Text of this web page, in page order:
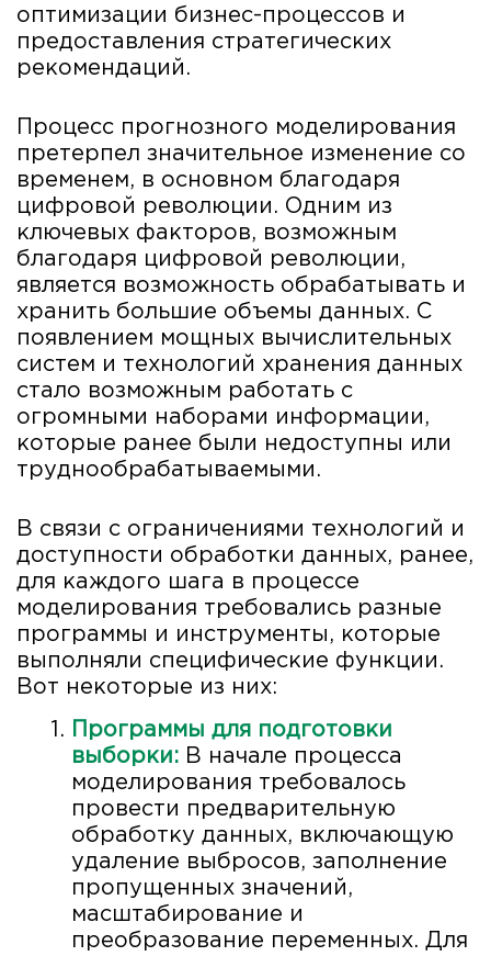
оптимизации бизнес-процессов и
предоставления стратегических
рекомендаций.
Процесс прогнозного моделирования
претерпел значительное изменение со
временем, в основном благодаря
цифровой революции. Одним из
ключевых факторов, возможным
благодаря цифровой революции,
является возможность обрабатывать и
хранить большие объемы данных. С
появлением мощных вычислительных
систем и технологий хранения данных
стало возможным работать с
огромными наборами информации,
которые ранее были недоступны или
труднообрабатываемыми.
В связи с ограничениями технологий и
доступности обработки данных, ранее,
для каждого шага в процессе
моделирования требовались разные
программы и инструменты, которые
выполняли специфические функции.
Вот некоторые из них:
Программы для подготовки
выборки: В начале процесса
моделирования требовалось
провести предварительную
обработку данных, включающую
удаление выбросов, заполнение
пропущенных значений,
масштабирование и
преобразование переменных. Для